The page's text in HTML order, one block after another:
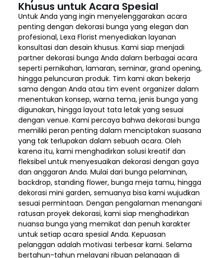
Khusus untuk Acara Spesial
Untuk Anda yang ingin menyelenggarakan acara
penting dengan dekorasi bunga yang elegan dan
profesional, Lexa Florist menyediakan layanan
konsultasi dan desain khusus. Kami siap menjadi
partner dekorasi bunga Anda dalam berbagai acara
seperti pernikahan, lamaran, seminar, grand opening,
hingga peluncuran produk. Tim kami akan bekerja
sama dengan Anda atau tim event organizer dalam
menentukan konsep, warna tema, jenis bunga yang
digunakan, hingga layout tata letak yang sesuai
dengan venue. Kami percaya bahwa dekorasi bunga
memiliki peran penting dalam menciptakan suasana
yang tak terlupakan dalam sebuah acara. Oleh
karena itu, kami menghadirkan solusi kreatif dan
fleksibel untuk menyesuaikan dekorasi dengan gaya
dan anggaran Anda. Mulai dari bunga pelaminan,
backdrop, standing flower, bunga meja tamu, hingga
dekorasi mini garden, semuanya bisa kami wujudkan
sesuai permintaan. Dengan pengalaman menangani
ratusan proyek dekorasi, kami siap menghadirkan
nuansa bunga yang memikat dan penuh karakter
untuk setiap acara spesial Anda. Kepuasan
pelanggan adalah motivasi terbesar kami. Selama
bertahun-tahun melayani ribuan pelanggan di